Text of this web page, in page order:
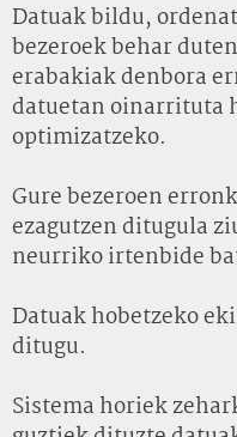
Datuak bildu,
bezeroek behar
erabakiak denbora
datuetan oinarrituta
optimizatzeko.
Gure bezeroen
ezagutzen ditugula
neurriko irtenbide
Datuak hobetzeko
ditugu.
Sistema horiek